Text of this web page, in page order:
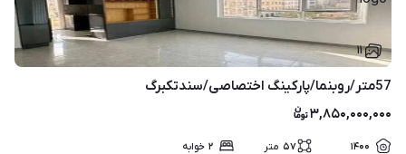
۱۱
57متر/روبنما/پارکینگ اختصاصی/سندتکبرگ
۳,۸۵۰,۰۰۰,۰۰۰
۱۴۰۰ ۵۷ متر ۲ خوابه